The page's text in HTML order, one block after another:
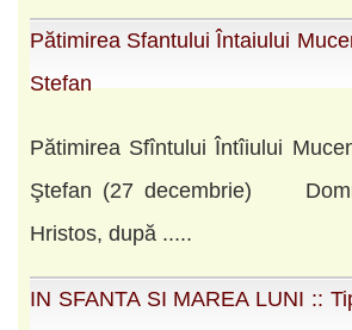
Pătimirea Sfantului Întaiului
Stefan
Pătimirea Sfîntului Întîiului
Ştefan (27 decembrie)
Hristos, după .....
IN SFANTA SI MAREA LUNI ::